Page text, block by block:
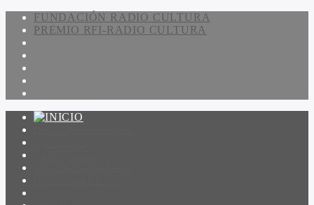
FUNDACIÓN RADIO CULTURA
PREMIO RFI-RADIO CULTURA